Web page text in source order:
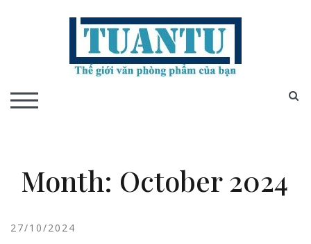
TOGGLE MOBILE MENU
Month: October 2024
27/10/2024